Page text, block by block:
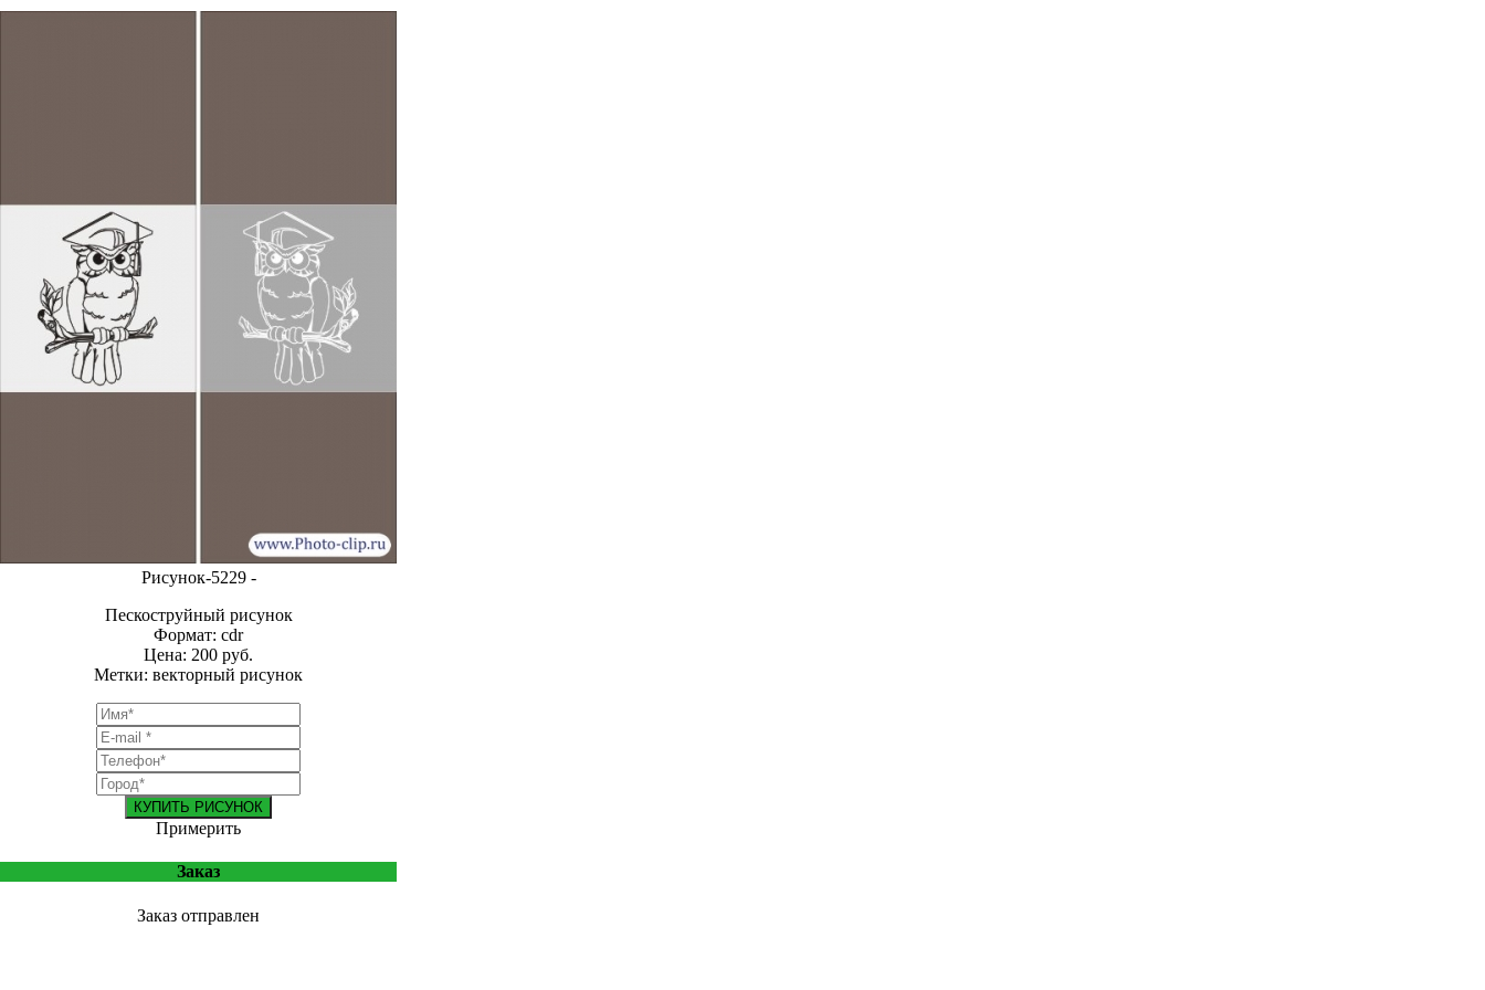
Рисунок-5229 -
Пескоструйный рисунок
Формат: cdr
Цена: 200 руб.
Метки: векторный рисунок
КУПИТЬ РИСУНОК
Примерить
Заказ
Заказ отправлен